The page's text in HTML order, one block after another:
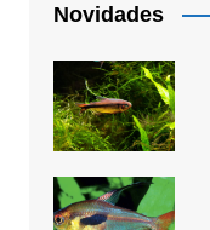
Novidades